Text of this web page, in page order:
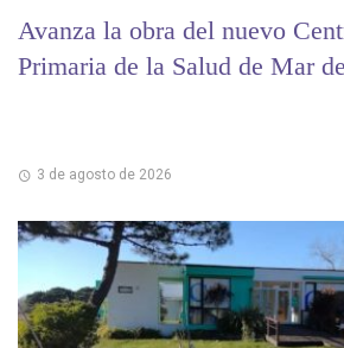
Avanza la obra del nuevo
Primaria de la Salud de Mar
3 de agosto de 2026